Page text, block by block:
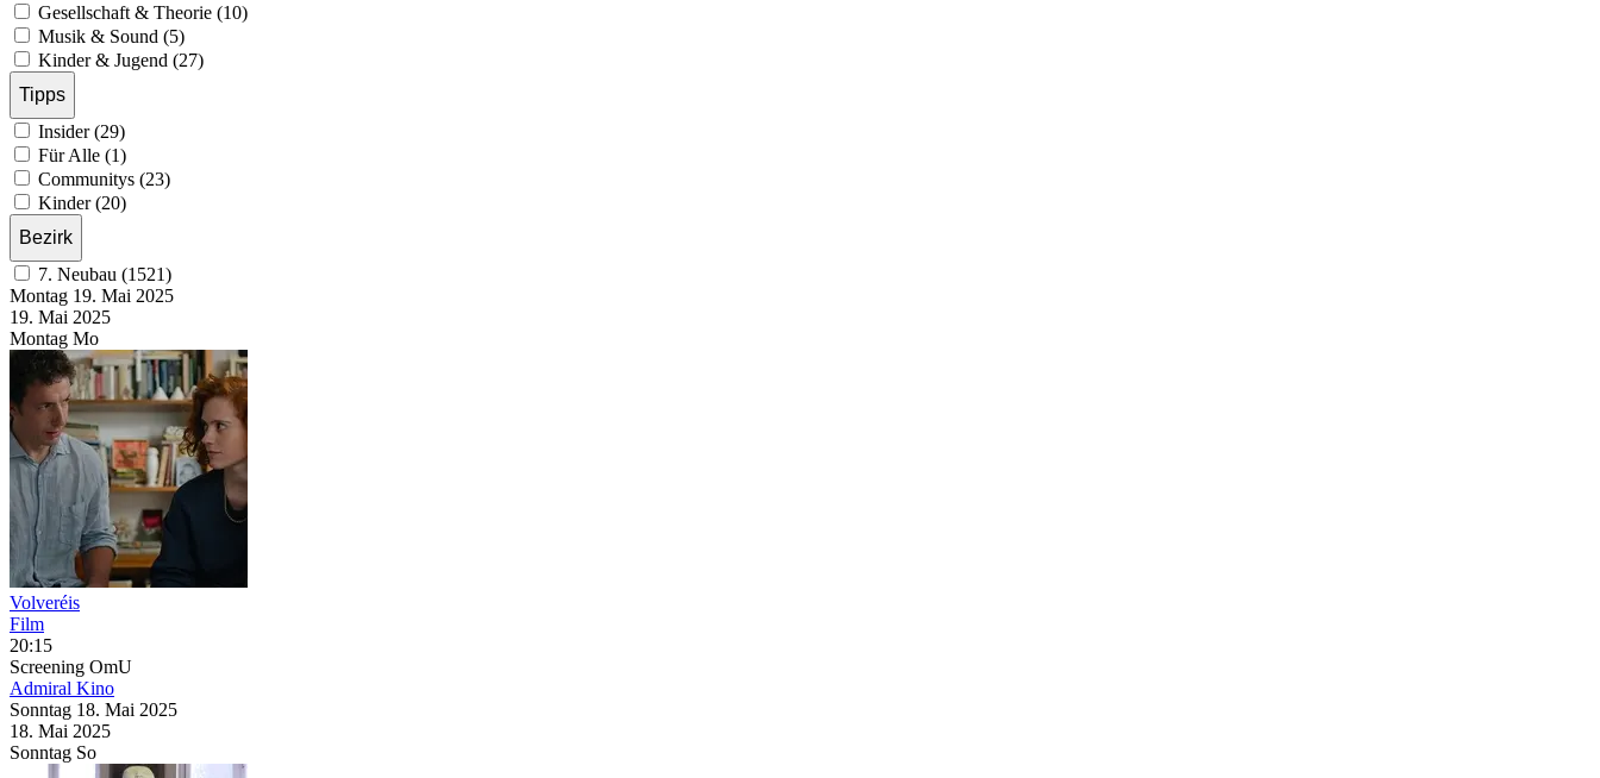
Gesellschaft & Theorie (10)
Musik & Sound (5)
Kinder & Jugend (27)
Tipps
Insider (29)
Für Alle (1)
Communitys (23)
Kinder (20)
Bezirk
7. Neubau (1521)
Montag 19. Mai 2025
19. Mai 2025
Montag Mo
Volveréis
Film
20:15
Screening OmU
Admiral Kino
Sonntag 18. Mai 2025
18. Mai 2025
Sonntag So